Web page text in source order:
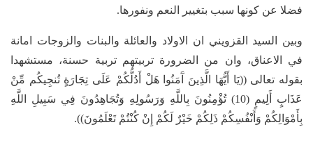
فضلا عن كونها سبب بتغيير النعم ونفورها.
وبين السيد القزويني ان الاولاد والعائلة والبنات والزوجات امانة
في الاعناق، وان من الضرورة تربيتهم تربية حسنة، مستشهدا
بقوله تعالى ((يَا أَيُّهَا الَّذِينَ آَمَنُوا هَلْ أَدُلُّكُمْ عَلَى تِجَارَةٍ تُنجِيكُم مِّنْ
عَذَابٍ أَلِيمٍ (10) تُؤْمِنُونَ بِاللَّهِ وَرَسُولِهِ وَتُجَاهِدُونَ فِي سَبِيلِ اللَّهِ
بِأَمْوَالِكُمْ وَأَنْفُسِكُمْ ذَلِكُمْ خَيْرٌ لَكُمْ إِنْ كُنْتُمْ تَعْلَمُونَ)).